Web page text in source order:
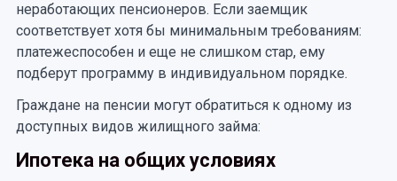
неработающих пенсионеров. Если заемщик
соответствует хотя бы минимальным требованиям:
платежеспособен и еще не слишком стар, ему
подберут программу в индивидуальном порядке.
Граждане на пенсии могут обратиться к одному из
доступных видов жилищного займа:
Ипотека на общих условиях